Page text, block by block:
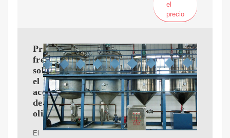
el
precio
Preguntas
frecuentes
sobre
el
aceite
de
oliva
El